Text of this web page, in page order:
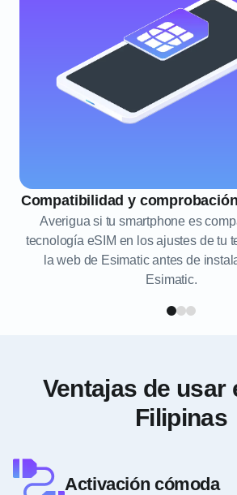
Compatibilidad y
Averigua si tu smartphone es
tecnología eSIM en los ajustes de tu
la web de Esimatic antes de
Esimatic.
Ventajas de usar
Filipinas
Activación cómoda